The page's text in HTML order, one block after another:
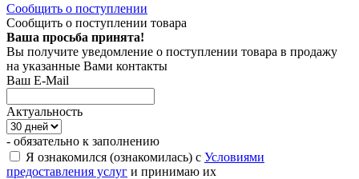
Сообщить о поступлении
Сообщить о поступлении товара
Ваша просьба принята!
Вы получите уведомление о поступлении товара в продажу
на указанные Вами контакты
Ваш E-Mail
Актуальность
- обязательно к заполнению
Я ознакомился (ознакомилась) с Условиями
предоставления услуг и принимаю их